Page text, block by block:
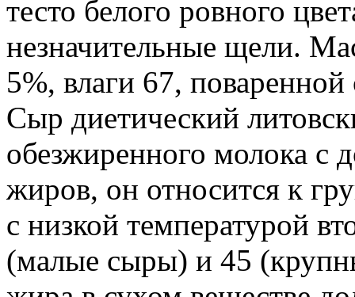
тесто белого ровного
незначительные щели.
5%, влаги 67,
Сыр диетический
обезжиренного молока с
жиров, он относится к
с низкой температурой
(малые сыры) и 45